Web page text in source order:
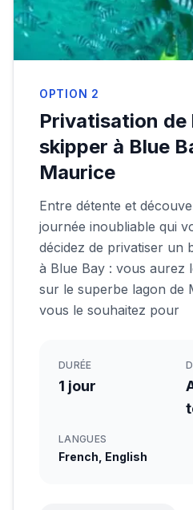
OPTION 2
Privatisation de
skipper à Blue
Maurice
Entre détente et
journée inoubliable qui
décidez de privatiser un
à Blue Bay : vous aurez
sur le superbe lagon de
vous le souhaitez pour
DURÉE
1 jour
LANGUES
French, English